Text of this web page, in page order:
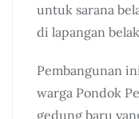
untuk sarana
di lapangan
Pembangunan
warga Pondok
gedung baru